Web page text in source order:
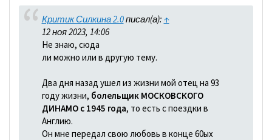
Критик Силкина 2.0писал(а): ↑
12 ноя 2023, 14:06
Не знаю, сюда
ли можно или в другую тему.
Два дня назад ушел из жизни мой отец на 93
году жизни, болельщик МОСКОВСКОГО
ДИНАМО с 1945 года, то есть с поездки в
Англию.
Он мне передал свою любовь в конце 60ых